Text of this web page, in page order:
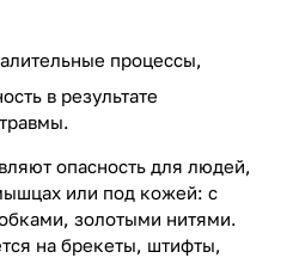
процессы,
в результате
опасность для людей,
или под кожей: с
золотыми нитями.
на брекеты, штифты,